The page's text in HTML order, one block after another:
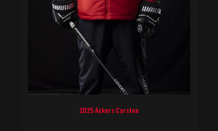
2025 Ackers Carsten